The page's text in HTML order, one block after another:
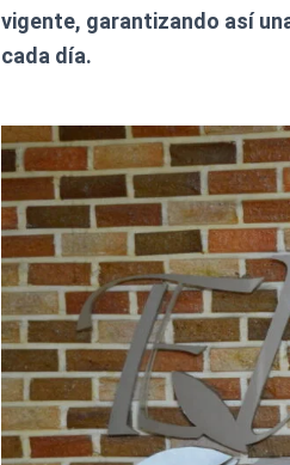
vigente, garantizando así
cada día.